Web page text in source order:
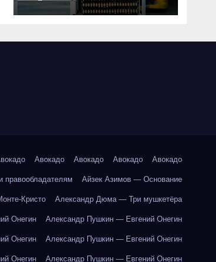
критерии подбора
Авокадо Авокадо Авокадо Авокадо
правообладателям Айзек Азимов — Основание
Кристо Александр Дюма — Три мушкетёра
Онегин Александр Пушкин — Евгений Онегин
Онегин Александр Пушкин — Евгений Онегин
Онегин Александр Пушкин — Евгений Онегин